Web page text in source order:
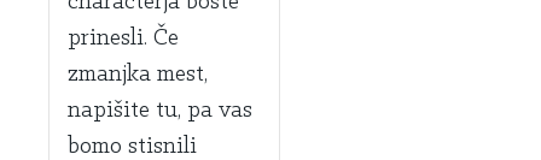
prinesli. Če
zmanjka mest,
napišite tu, pa vas
bomo stisnili